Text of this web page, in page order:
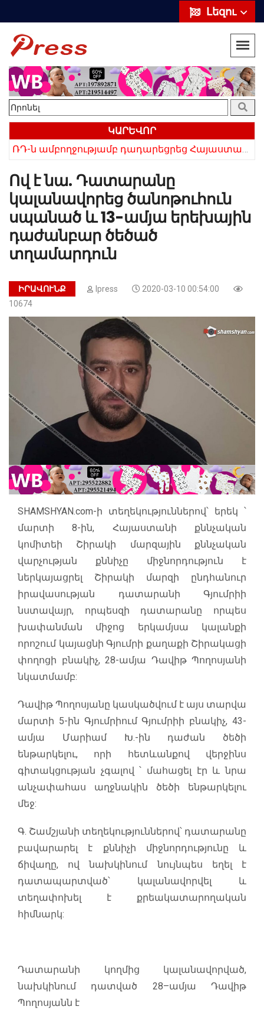
Լեզու
ԿԱՐԵՎՈՐ
Ով է նա. Դատարանը
կալանավորեց ծանոթուհուն
սպանած և 13-ամյա երեխային
դաժանբար ծեծած
տղամարդուն
ԻՐԱՎՈՒՆՔ Ipress
2020-03-10 00:54:00
10674
SHAMSHYAN.com-ի տեղեկություններով՝ երեկ ՝
մարտի 8-ին, Հայաստանի քննչական
կոմիտեի Շիրակի մարզային քննչական
վարչության քննիչը միջնորդություն է
ներկայացրել Շիրակի մարզի ընդհանուր
իրավասության դատարանի Գյումրիի
նստավայր, որպեսզի դատարանը որպես
խափանման միջոց երկամյսա կալանքի
որոշում կայացնի Գյումրի քաղաքի Շիրակացի
փողոցի բնակիչ, 28-ամյա Դավիթ Պողոսյանի
նկատմամբ:
Դավիթ Պողոսյանը կասկածվում է այս տարվա
մարտի 5-ին Գյումրիում Գյումրիի բնակիչ, 43-
ամյա Մարիամ Խ.-ին դաժան ծեծի
ենթարկելու, որի հետևանքով վերջինս
գիտակցության չգալով ՝ մահացել էր և նրա
անչափահաս աղջնակին ծեծի ենթարկելու
մեջ:
Գ. Շամշյանի տեղեկություններով՝ դատարանը
բավարարել է քննիչի միջնորդությունը և
ճիվաղը, ով նախկինում նույնպես եղել է
դատապարտված՝ կալանավորվել և
տեղափոխել է քրեակատարողական
հիմնարկ:
Դատարանի կողմից կալանավորված,
նախկինում դատված 28–ամյա Դավիթ
Պողոսյանն է